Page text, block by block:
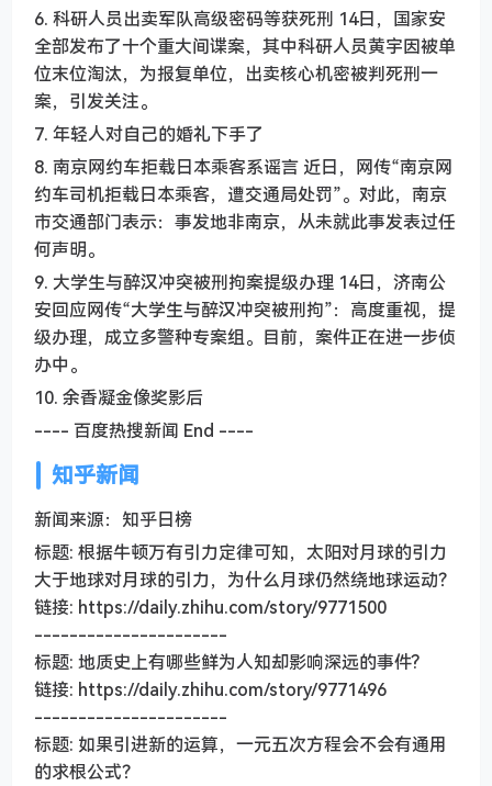
6. 科研人员出卖军队高级密码等获死刑 14日，国家安
全部发布了十个重大间谍案，其中科研人员黄宇因被单
位末位淘汰，为报复单位，出卖核心机密被判死刑一
案，引发关注。
7. 年轻人对自己的婚礼下手了
8. 南京网约车拒载日本乘客系谣言 近日，网传“南京网
约车司机拒载日本乘客，遭交通局处罚”。对此，南京
市交通部门表示：事发地非南京，从未就此事发表过任
何声明。
9. 大学生与醉汉冲突被刑拘案提级办理 14日，济南公
安回应网传“大学生与醉汉冲突被刑拘”：高度重视，提
级办理，成立多警种专案组。目前，案件正在进一步侦
办中。
10. 余香凝金像奖影后
---- 百度热搜新闻 End ----
知乎新闻
新闻来源：知乎日榜
标题: 根据牛顿万有引力定律可知，太阳对月球的引力
大于地球对月球的引力，为什么月球仍然绕地球运动？
链接: https://daily.zhihu.com/story/9771500
----------------------
标题: 地质史上有哪些鲜为人知却影响深远的事件?
链接: https://daily.zhihu.com/story/9771496
----------------------
标题: 如果引进新的运算，一元五次方程会不会有通用
的求根公式？